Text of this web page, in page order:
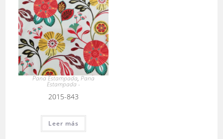
Pana Estampada,Pana
Estampada -
2015-843
Leer más